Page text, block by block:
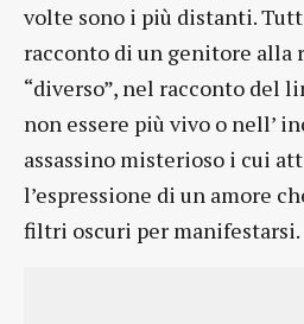
volte sono i più distanti.
racconto di un genitore alla
“diverso”, nel racconto del
non essere più vivo o nell’
assassino misterioso i cui
l’espressione di un amore
filtri oscuri per manifestarsi.